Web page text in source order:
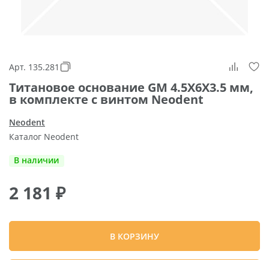
Арт. 135.281
Титановое основание GM 4.5X6X3.5 мм,
в комплекте с винтом Neodent
Neodent
Каталог Neodent
В наличии
2 181 ₽
В КОРЗИНУ